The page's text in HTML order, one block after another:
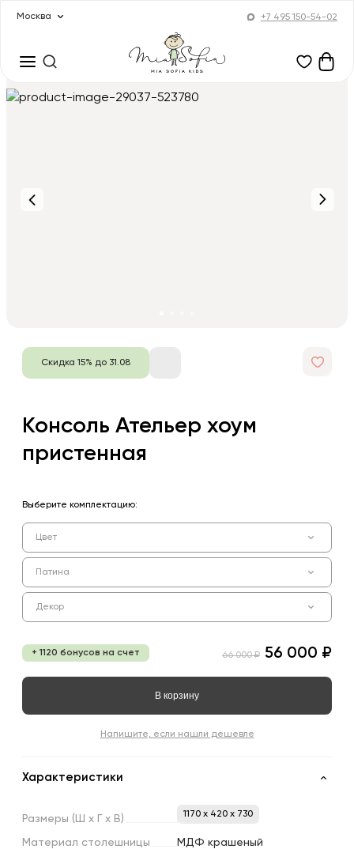
Москва +7 495 150-54-02
Скидка 15% до 31.08
Консоль Ательер хоум
пристенная
Выберите комплектацию:
Цвет
Патина
Декор
+ 1120 бонусов на счет 66 000 ₽ 56 000 ₽
В корзину
Напишите, если нашли дешевле
Характеристики
Размеры (Ш х х В) 1170 x 420 x 730
Материал столешницы
МДФ крашеный